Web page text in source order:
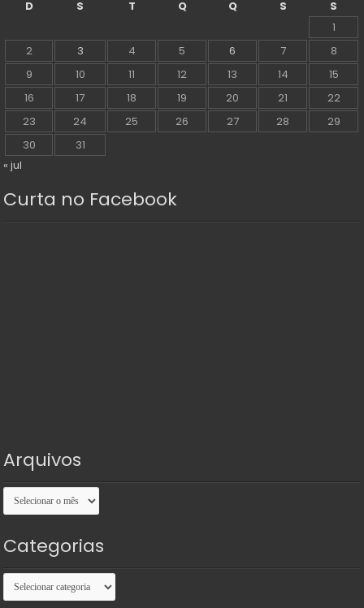
D
S T Q Q S
S
1
2
3 4 5 6 7
8
9
10 11 12 13 14
15
16
17 18 19 20 21
22
23
24 25 26 27 28
29
30
31
« jul
Curta no Facebook
Arquivos
Arquivos
Categorias
Categorias